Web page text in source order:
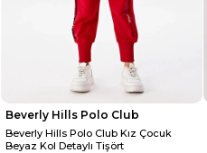
Beverly Hills Polo Club
Beverly Hills Polo Club Kız Çocuk
Beyaz Kol Detaylı Tişört